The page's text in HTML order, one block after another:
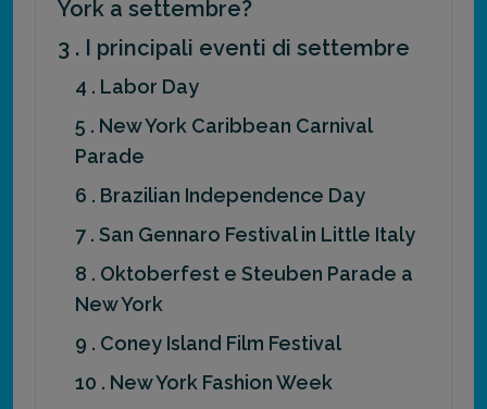
York a settembre?
3 . I principali eventi di settembre
4 . Labor Day
5 . New York Caribbean Carnival
Parade
6 . Brazilian Independence Day
7 . San Gennaro Festival in Little Italy
8 . Oktoberfest e Steuben Parade a
New York
9 . Coney Island Film Festival
10 . New York Fashion Week